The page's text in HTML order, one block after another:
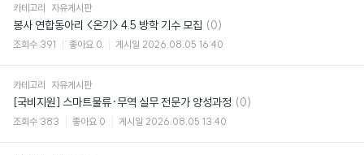
카테고리 자유게시판
봉사 연합동아리 <온기> 4.5 방학 기수 모집 댓
글
(0)
조회수 391 좋아요 0 게시일 2026.08.05 16:40
카테고리 자유게시판
[국비지원] 스마트물류·무역 실무 전문가 양성과정 댓
(0)
조회수 383 좋아요 0 게시일 2026.08.05 13:40